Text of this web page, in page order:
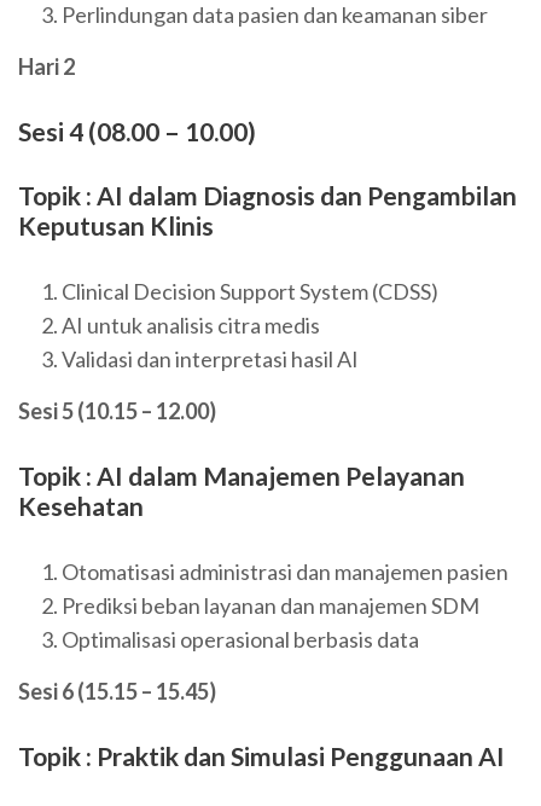
Perlindungan data pasien dan keamanan siber
Hari 2
Sesi 4 (08.00 – 10.00)
Topik : AI dalam Diagnosis dan Pengambilan
Keputusan Klinis
Clinical Decision Support System (CDSS)
AI untuk analisis citra medis
Validasi dan interpretasi hasil AI
Sesi 5 (10.15 – 12.00)
Topik : AI dalam Manajemen Pelayanan
Kesehatan
Otomatisasi administrasi dan manajemen pasien
Prediksi beban layanan dan manajemen SDM
Optimalisasi operasional berbasis data
Sesi 6 (15.15 – 15.45)
Topik : Praktik dan Simulasi Penggunaan AI